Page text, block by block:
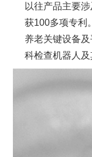
以往产品主要
获100多项专利
养老关键设备
科检查机器人及